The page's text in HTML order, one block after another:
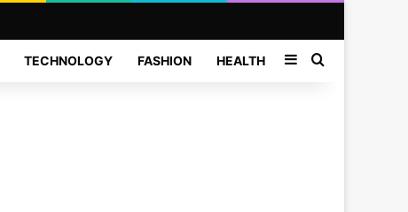
TECHNOLOGY FASHION HEALTH SidebarSearch for